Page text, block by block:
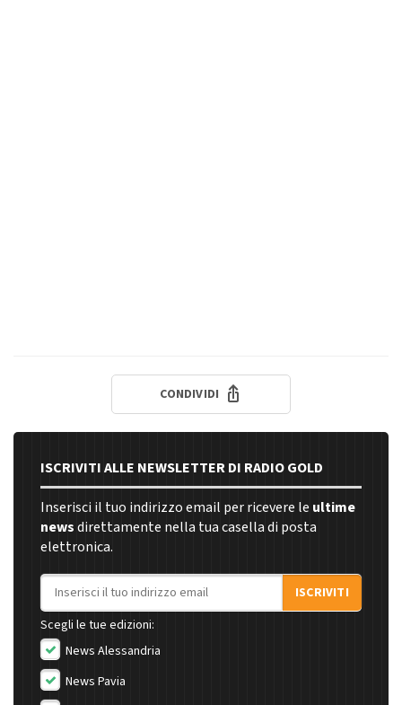
CONDIVIDI
ISCRIVITI ALLE NEWSLETTER DI RADIO GOLD
Inserisci il tuo indirizzo email per ricevere le ultime
newsdirettamente nella tua casella di posta
elettronica.
Indirizzo email
ISCRIVITI
Scegli le tue edizioni:
News Alessandria
News Pavia